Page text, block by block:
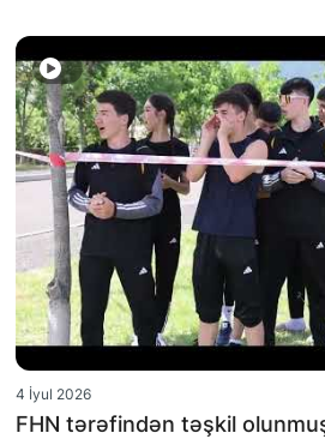
4 İyul 2026
FHN tərəfindən təşkil